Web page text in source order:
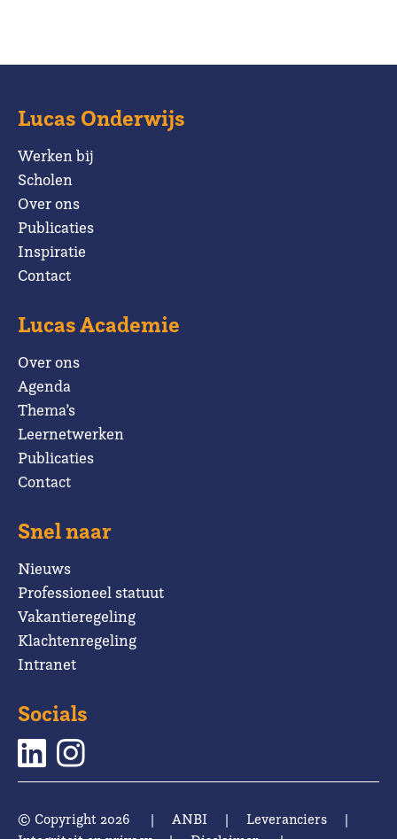
Lucas Onderwijs
Werken bij
Scholen
Over ons
Publicaties
Inspiratie
Contact
Lucas Academie
Over ons
Agenda
Thema’s
Leernetwerken
Publicaties
Contact
Snel naar
Nieuws
Professioneel statuut
Vakantieregeling
Klachtenregeling
Intranet
Socials
© Copyright 2026 | ANBI | Leveranciers
|